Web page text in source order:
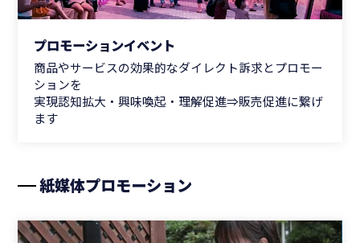
プロモーションイベント
商品やサービスの効果的なダイレクト訴求とプロモー
ションを
実現認知拡大・興味喚起・理解促進⇒販売促進に繋げ
ます
紙媒体プロモーション